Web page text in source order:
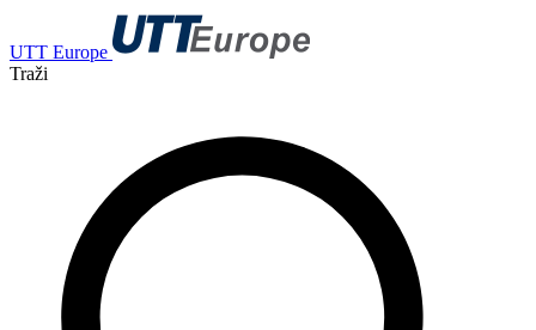
UTT Europe
Traži